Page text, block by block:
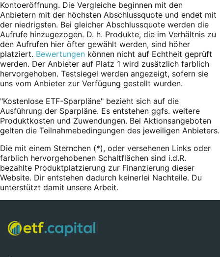
Kontoeröffnung. Die Vergleiche beginnen mit den
Anbietern mit der höchsten Abschlussquote und endet mit
der niedrigsten. Bei gleicher Abschlussquote werden die
Aufrufe hinzugezogen. D. h. Produkte, die im Verhältnis zu
den Aufrufen hier öfter gewählt werden, sind höher
platziert. Bewertungen können nicht auf Echtheit geprüft
werden. Der Anbieter auf Platz 1 wird zusätzlich farblich
hervorgehoben. Testsiegel werden angezeigt, sofern sie
uns vom Anbieter zur Verfügung gestellt wurden.
"Kostenlose ETF-Sparpläne" bezieht sich auf die
Ausführung der Sparpläne. Es entstehen ggfs. weitere
Produktkosten und Zuwendungen. Bei Aktionsangeboten
gelten die Teilnahmebedingungen des jeweiligen Anbieters.
Die mit einem Sternchen (*), oder versehenen Links oder
farblich hervorgehobenen Schaltflächen sind i.d.R.
bezahlte Produktplatzierung zur Finanzierung dieser
Website. Dir entstehen dadurch keinerlei Nachteile. Du
unterstützt damit unsere Arbeit.